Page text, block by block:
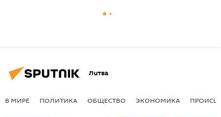
Литва
В МИРЕ ПОЛИТИКА ОБЩЕСТВО ЭКОНОМИКА